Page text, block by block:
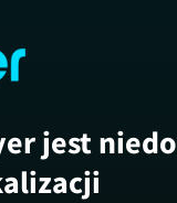
jest